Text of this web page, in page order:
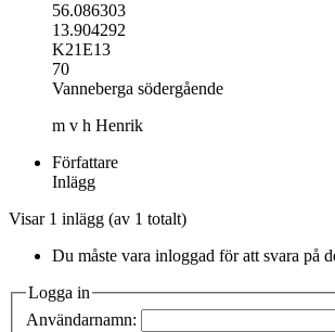
56.086303
13.904292
K21E13
70
Vanneberga södergående
m v h Henrik
Författare
Inlägg
Visar 1 inlägg (av 1 totalt)
Du måste vara inloggad för att svara på
Logga in
Användarnamn: